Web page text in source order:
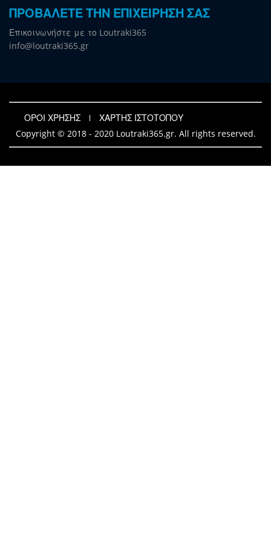
ΠΡΟΒΑΛΕΤΕ ΤΗΝ ΕΠΙΧΕΙΡΗΣΗ ΣΑΣ
Επικοινωνήστε με το Loutraki365
info@loutraki365.gr
ΟΡΟΙ ΧΡΗΣΗΣ
ΧΑΡΤΗΣ ΙΣΤΟΤΟΠΟΥ
Copyright © 2018 - 2020 Loutraki365.gr. All rights reserved.